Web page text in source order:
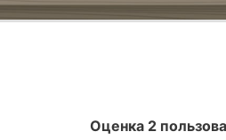
Оценка 2